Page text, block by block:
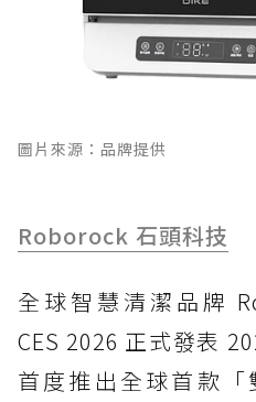
圖片來源：品牌提供
Roborock 石頭科技
全球智慧清潔品牌
CES 2026 正式發表
首度推出全球首款